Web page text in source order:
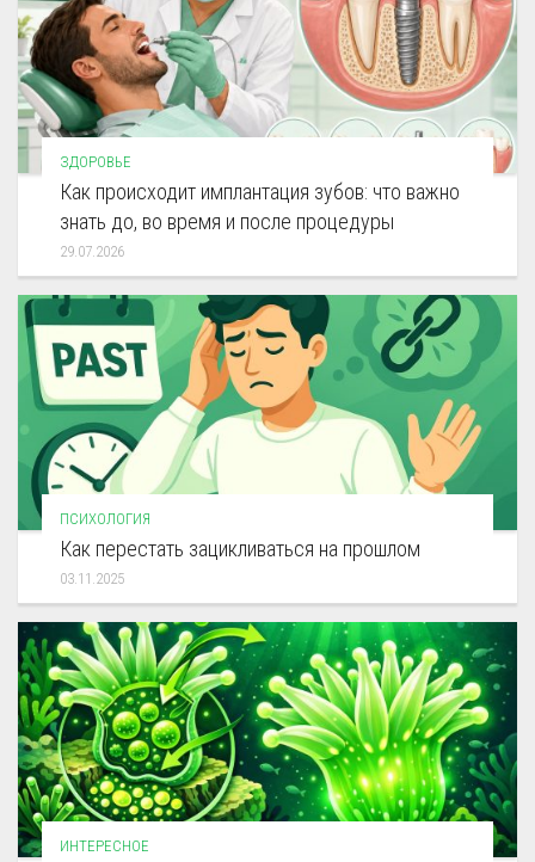
ЗДОРОВЬЕ
Как происходит имплантация зубов: что важно
знать до, во время и после процедуры
29.07.2026
ПСИХОЛОГИЯ
Как перестать зацикливаться на прошлом
03.11.2025
ИНТЕРЕСНОЕ